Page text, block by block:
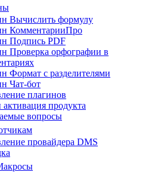
Вычислить формулу
КомментарииПро
Подпись PDF
Проверка орфографии в
Формат с разделителями
Чат-бот
плагинов
продукта
вопросы
провайдера DMS